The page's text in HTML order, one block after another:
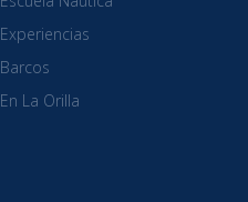
Experiencias
Barcos
En La Orilla